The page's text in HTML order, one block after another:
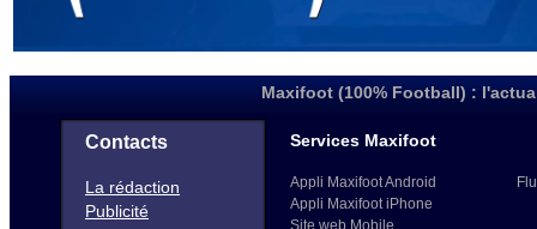
Maxifoot (100% Football) :
Contacts
La rédaction
Publicité
Services Maxifoot
Appli Maxifoot Android
Appli Maxifoot iPhone
Site web Mobile